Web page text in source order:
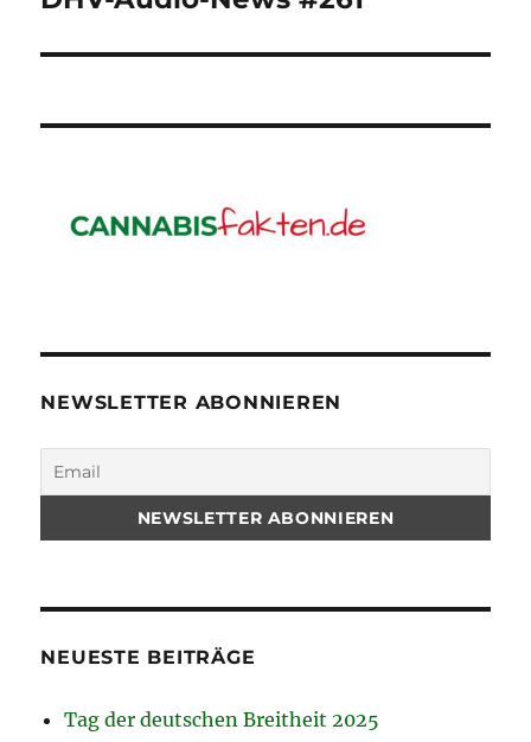
NEWSLETTER ABONNIEREN
NEUESTE BEITRÄGE
Tag der deutschen Breitheit 2025